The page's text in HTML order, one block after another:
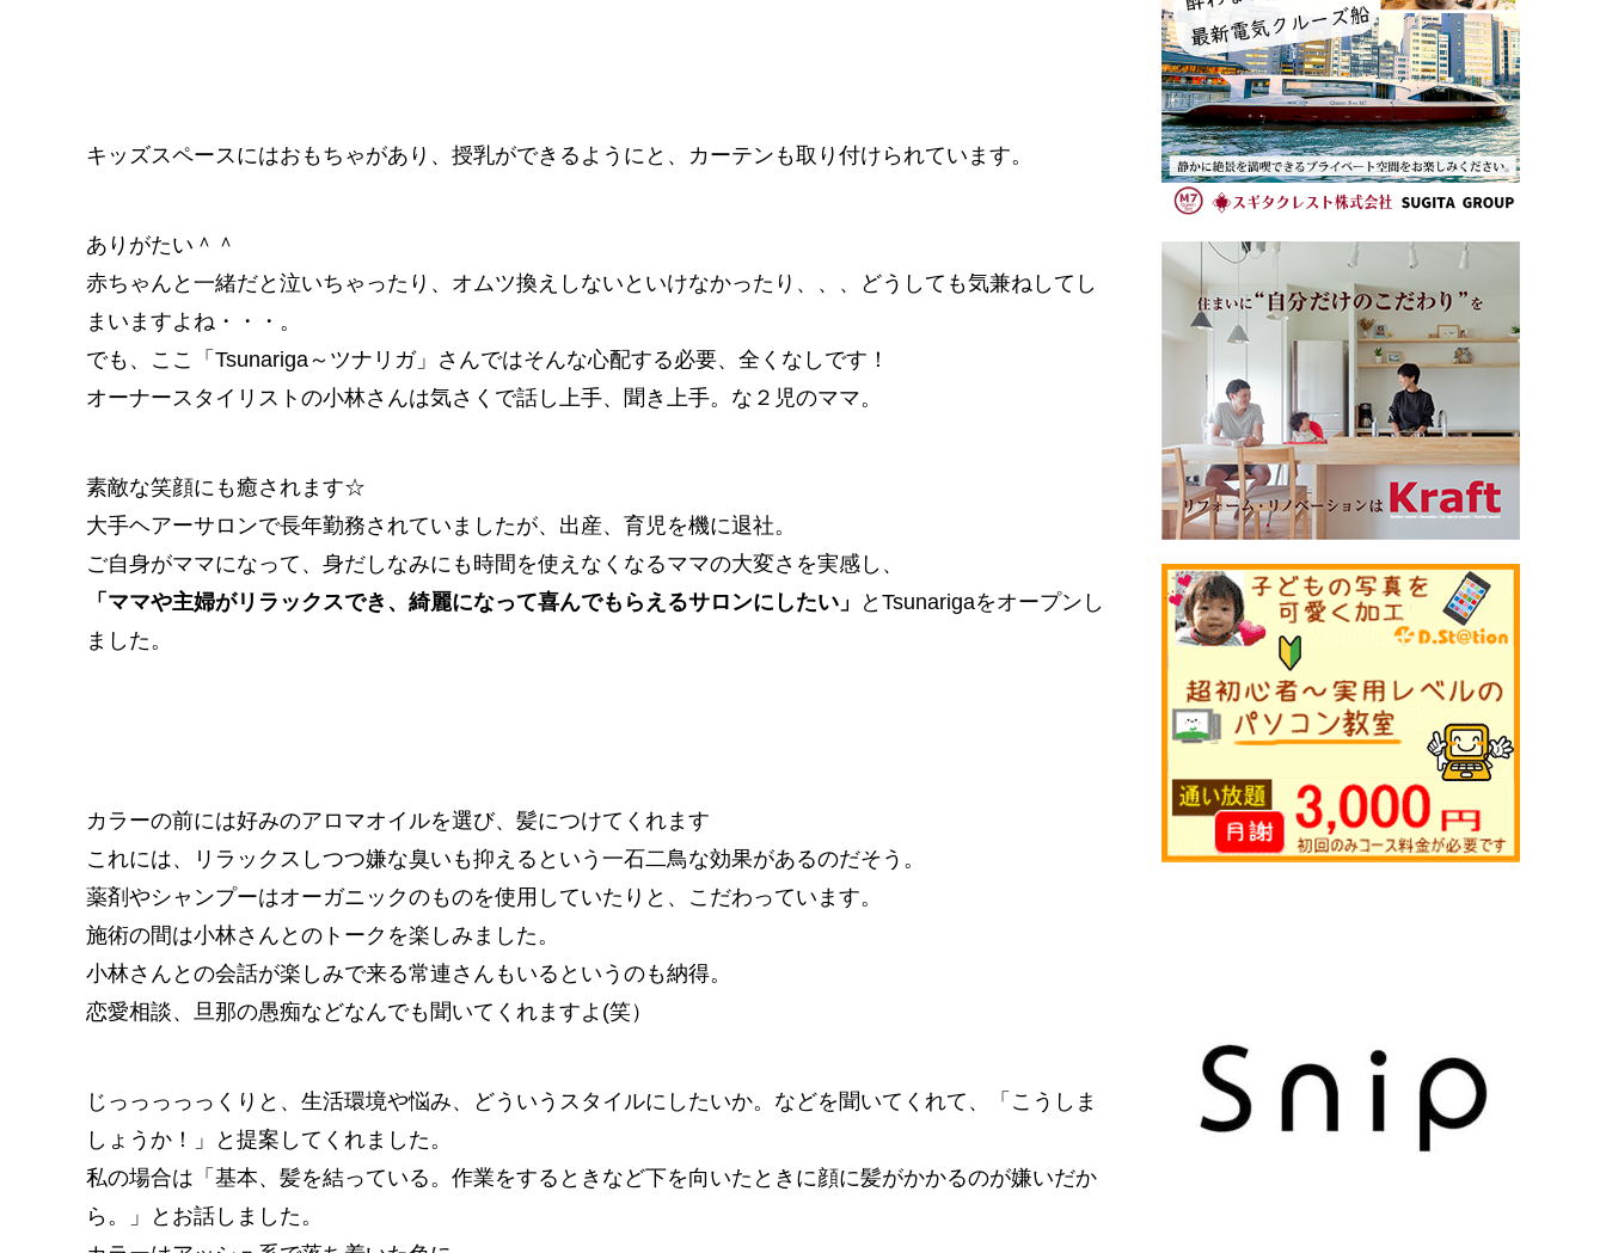
キッズスペースにはおもちゃがあり、授乳ができるようにと、カーテンも取り付けられています。
ありがたい＾＾
赤ちゃんと一緒だと泣いちゃったり、オムツ換えしないといけなかったり、、、どうしても気兼ねしてし
まいますよね・・・。
でも、ここ「Tsunariga～ツナリガ」さんではそんな心配する必要、全くなしです！
オーナースタイリストの小林さんは気さくで話し上手、聞き上手。な２児のママ。
素敵な笑顔にも癒されます☆
大手ヘアーサロンで長年勤務されていましたが、出産、育児を機に退社。
ご自身がママになって、身だしなみにも時間を使えなくなるママの大変さを実感し、
「ママや主婦がリラックスでき、綺麗になって喜んでもらえるサロンにしたい」
とTsunarigaをオープンし
ました。
カラーの前には好みのアロマオイルを選び、髪につけてくれます
これには、リラックスしつつ嫌な臭いも抑えるという一石二鳥な効果があるのだそう。
薬剤やシャンプーはオーガニックのものを使用していたりと、こだわっています。
施術の間は小林さんとのトークを楽しみました。
小林さんとの会話が楽しみで来る常連さんもいるというのも納得。
恋愛相談、旦那の愚痴などなんでも聞いてくれますよ(笑）
じっっっっっくりと、生活環境や悩み、どういうスタイルにしたいか。などを聞いてくれて、「こうしま
しょうか！」と提案してくれました。
私の場合は「基本、髪を結っている。作業をするときなど下を向いたときに顔に髪がかかるのが嫌いだか
ら。」とお話しました。